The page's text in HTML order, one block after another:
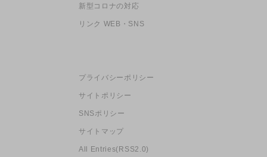
新型コロナの対応
リンク WEB・SNS
プライバシーポリシー
サイトポリシー
SNSポリシー
サイトマップ
All Entries(RSS2.0)